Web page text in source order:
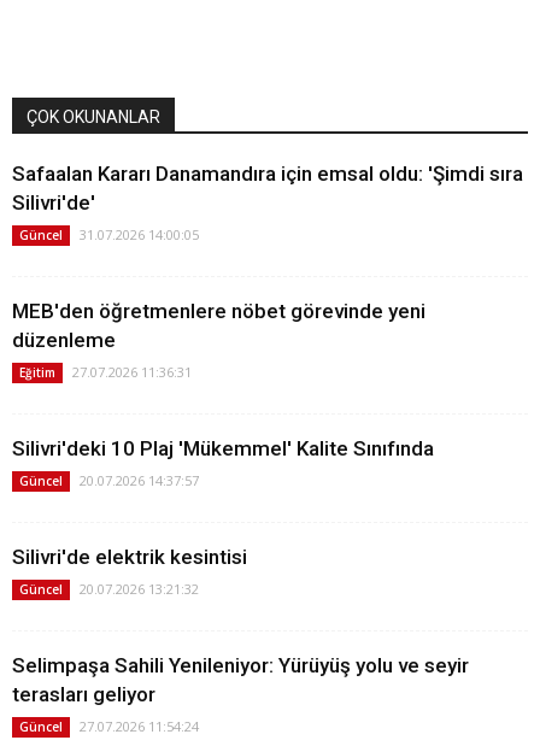
ÇOK OKUNANLAR
Safaalan Kararı Danamandıra için emsal oldu: 'Şimdi sıra
Silivri'de'
Güncel 31.07.2026 14:00:05
MEB'den öğretmenlere nöbet görevinde yeni
düzenleme
Eğitim 27.07.2026 11:36:31
Silivri'deki 10 Plaj 'Mükemmel' Kalite Sınıfında
Güncel 20.07.2026 14:37:57
Silivri'de elektrik kesintisi
Güncel 20.07.2026 13:21:32
Selimpaşa Sahili Yenileniyor: Yürüyüş yolu ve seyir
terasları geliyor
Güncel 27.07.2026 11:54:24